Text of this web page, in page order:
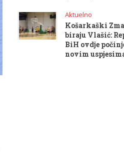
Aktuelno
Košarkaški
biraju Vlašić:
BiH ovdje
novim